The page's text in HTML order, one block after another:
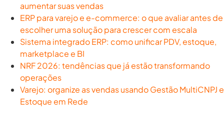
aumentar suas vendas
ERP para varejo e e-commerce: o que avaliar antes de
escolher uma solução para crescer com escala
Sistema integrado ERP: como unificar PDV, estoque,
marketplace e BI
NRF 2026: tendências que já estão transformando
operações
Varejo: organize as vendas usando Gestão MultiCNPJ e
Estoque em Rede